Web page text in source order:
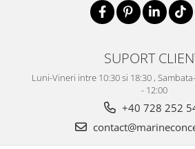
SUPORT
Luni-Vineri intre 10:30 si 18:30 ,
- 12:00
+40 728 252